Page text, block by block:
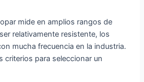
mide en amplios rangos de
relativamente resistente, los
mucha frecuencia en la industria.
criterios para seleccionar un